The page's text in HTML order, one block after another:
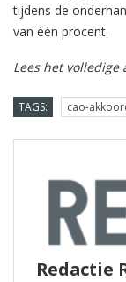
tijdens de
van één procent.
Lees het volledige
TAGS: cao-
Redactie